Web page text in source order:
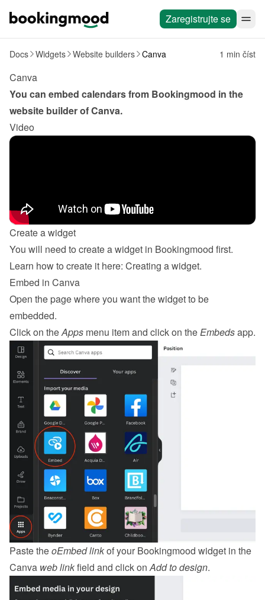
Zaregistrujte se
Docs Widgets Website builders Canva 1 min číst
Canva
You can embed calendars from Bookingmood in the
website builder of Canva.
Video
Create a widget
You will need to create a widget in Bookingmood first.
Learn how to create it here: Creating a widget.
Embed in Canva
Open the page where you want the widget to be
embedded.
Click on the Apps menu item and click on the Embeds app.
Paste the oEmbed link of your Bookingmood widget in the
Canva web link field and click on Add to design.